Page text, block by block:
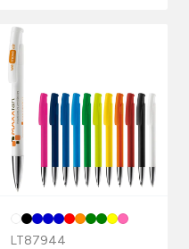
LT87944